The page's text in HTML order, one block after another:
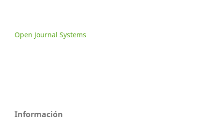
Open Journal Systems
Información